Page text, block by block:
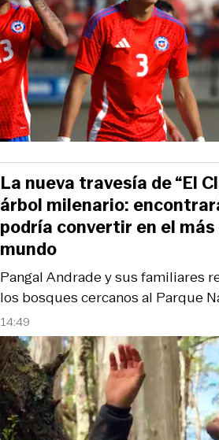
14:49
Pangal Andrade y sus familiares
los bosques cercanos al Parque
La nueva travesía de “El
árbol milenario:
podría convertir en el
mundo